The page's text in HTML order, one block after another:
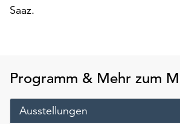
Ihr
Möchten
die
Saaz.
Programm & Mehr zum
Ausstellungen